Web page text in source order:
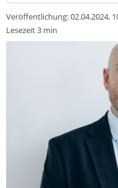
Veröffentlichung:02.04.2024,
Lesezeit 3 min